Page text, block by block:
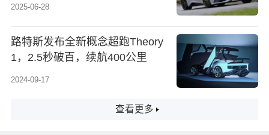
2025-06-28
路特斯发布全新概念超跑Theory
1，2.5秒破百，续航400公里
2024-09-17
查看更多